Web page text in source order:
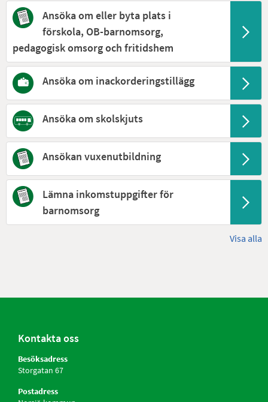
Ansöka om eller byta plats i
förskola, OB-barnomsorg,
pedagogisk omsorg och fritidshem
Ansöka om inackorderingstillägg
Ansöka om skolskjuts
Ansökan vuxenutbildning
Lämna inkomstuppgifter för
barnomsorg
Visa alla
Kontakta oss
Besöksadress
Storgatan 67
Postadress